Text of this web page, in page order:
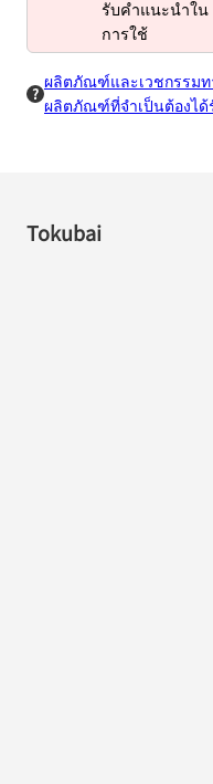
รับคำแนะนำใน
การใช้
ผลิตภัณฑ์และเวชกรรมท
ผลิตภัณฑ์ที่จำเป็นต้องได้
Tokubai